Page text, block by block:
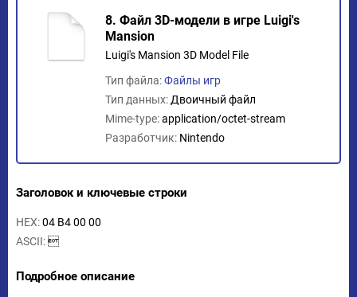
8. Файл 3D-модели в игре Luigi's
Mansion
Luigi's Mansion 3D Model File
Тип файла:Файлы игр
Тип данных: Двоичный файл
Mime-type:application/octet-stream
Разработчик: Nintendo
Заголовок и ключевые строки
HEX:04 B4 00 00
ASCII:
Подробное описание